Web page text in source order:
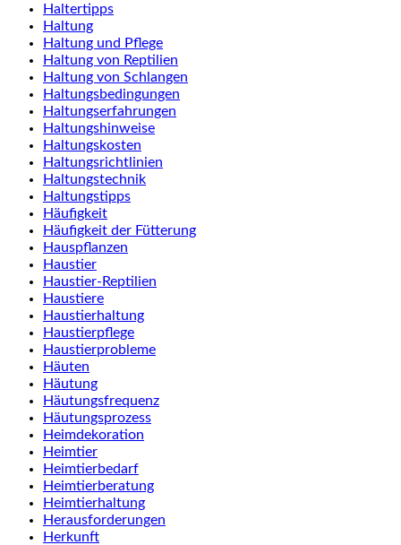
Haltertipps
Haltung
Haltung und Pflege
Haltung von Reptilien
Haltung von Schlangen
Haltungsbedingungen
Haltungserfahrungen
Haltungshinweise
Haltungskosten
Haltungsrichtlinien
Haltungstechnik
Haltungstipps
Häufigkeit
Häufigkeit der Fütterung
Hauspflanzen
Haustier
Haustier-Reptilien
Haustiere
Haustierhaltung
Haustierpflege
Haustierprobleme
Häuten
Häutung
Häutungsfrequenz
Häutungsprozess
Heimdekoration
Heimtier
Heimtierbedarf
Heimtierberatung
Heimtierhaltung
Herausforderungen
Herkunft